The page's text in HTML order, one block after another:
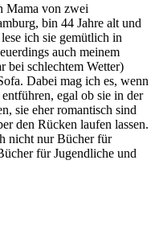
Mama von zwei
bin 44 Jahre alt und
ich sie gemütlich in
auch meinem
bei schlechtem Wetter)
Dabei mag ich es, wenn
egal ob sie in der
sie eher romantisch sind
den Rücken laufen lassen.
nicht nur Bücher für
für Jugendliche und